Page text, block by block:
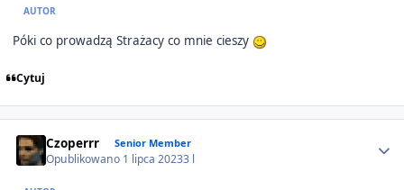
AUTOR
Póki co prowadzą Strażacy co mnie cieszy
Cytuj
Czoperrr Senior Member
Opublikowano 1 lipca 20233 l